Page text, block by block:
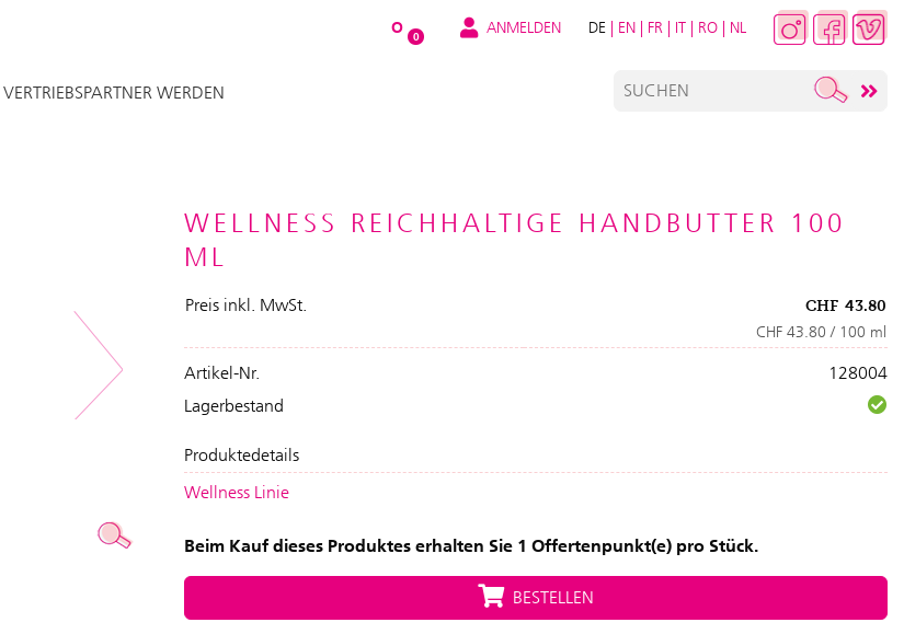
O 0 ANMELDEN DE | EN | FR | IT | RO | NL
VERTRIEBSPARTNER WERDEN
Next
WELLNESS REICHHALTIGE HANDBUTTER 100
ML
Preis inkl. MwSt. CHF 43.80
CHF 43.80 / 100 ml
Artikel-Nr.
128004
Lagerbestand
Produktedetails
Wellness Linie
Beim Kauf dieses Produktes erhalten Sie 1 Offertenpunkt(e) pro Stück.
BESTELLEN